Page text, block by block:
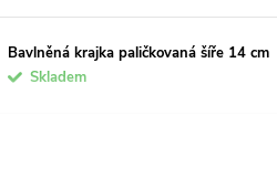
Bavlněná krajka paličkovaná šíře 14 cm
Skladem